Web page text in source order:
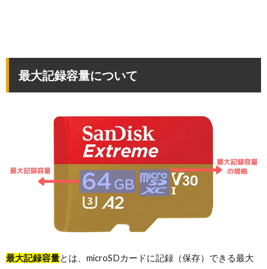
最大記録容量について
最大記録容量とは、microSDカードに記録（保存）できる最大